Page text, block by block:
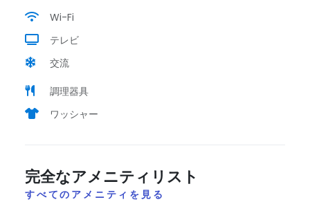
Wi-Fi
テレビ
交流
調理器具
ワッシャー
完全なアメニティリスト
すべてのアメニティを見る